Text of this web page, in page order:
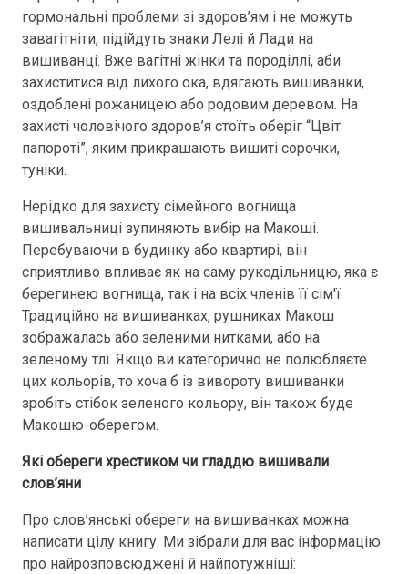
гормональні проблеми зі здоров’ям і не можуть
завагітніти, підійдуть знаки Лелі й Лади на
вишиванці. Вже вагітні жінки та породіллі, аби
захиститися від лихого ока, вдягають вишиванки,
оздоблені рожаницею або родовим деревом. На
захисті чоловічого здоров’я стоїть оберіг “Цвіт
папороті”, яким прикрашають вишиті сорочки,
туніки.
Нерідко для захисту сімейного вогнища
вишивальниці зупиняють вибір на Макоші.
Перебуваючи в будинку або квартирі, він
сприятливо впливає як на саму рукодільницю, яка є
берегинею вогнища, так і на всіх членів її сім'ї.
Традиційно на вишиванках, рушниках Макош
зображалась або зеленими нитками, або на
зеленому тлі. Якщо ви категорично не полюбляєте
цих кольорів, то хоча б із вивороту вишиванки
зробіть стібок зеленого кольору, він також буде
Макошю-оберегом.
Які обереги хрестиком чи гладдю вишивали
слов’яни
Про слов’янські обереги на вишиванках можна
написати цілу книгу. Ми зібрали для вас інформацію
про найрозповсюджені й найпотужніші: